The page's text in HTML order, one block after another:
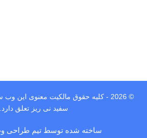
© 2026 - کلیه حقوق مالکیت معنوی
سفید نی ریز تعلق دارد.
ساخته شده توسط تیم طراحی